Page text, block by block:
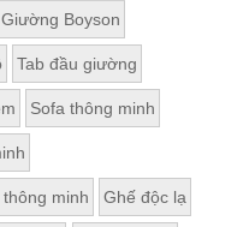
Giường Boyson
Tab đầu giường
Sofa thông minh
minh Ghế độc lạ